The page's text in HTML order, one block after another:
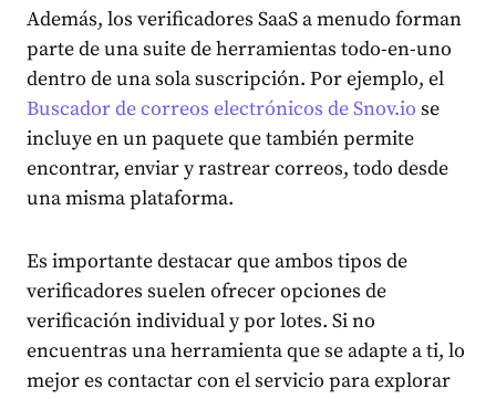
Además, los verificadores SaaS a menudo forman
parte de una suite de herramientas todo-en-uno
dentro de una sola suscripción. Por ejemplo, el
Buscador de correos electrónicos de Snov.io se
incluye en un paquete que también permite
encontrar, enviar y rastrear correos, todo desde
una misma plataforma.
Es importante destacar que ambos tipos de
verificadores suelen ofrecer opciones de
verificación individual y por lotes. Si no
encuentras una herramienta que se adapte a ti, lo
mejor es contactar con el servicio para explorar